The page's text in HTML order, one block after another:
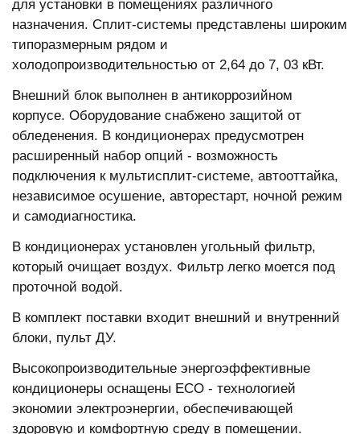
для установки в помещениях различного
назначения. Сплит-системы представлены широким
типоразмерным рядом и
холодопроизводительностью от 2,64 до 7, 03 кВт.
Внешний блок выполнен в антикоррозийном
корпусе. Оборудование снабжено защитой от
обледенения. В кондиционерах предусмотрен
расширенный набор опций - возможность
подключения к мультисплит-системе, автооттайка,
независимое осушение, авторестарт, ночной режим
и самодиагностика.
В кондиционерах установлен угольный фильтр,
который очищает воздух. Фильтр легко моется под
проточной водой.
В комплект поставки входит внешний и внутренний
блоки, пульт ДУ.
Высокопроизводительные энергоэффективные
кондиционеры оснащены ECO - технологией
экономии электроэнергии, обеспечивающей
здоровую и комфортную среду в помещении.